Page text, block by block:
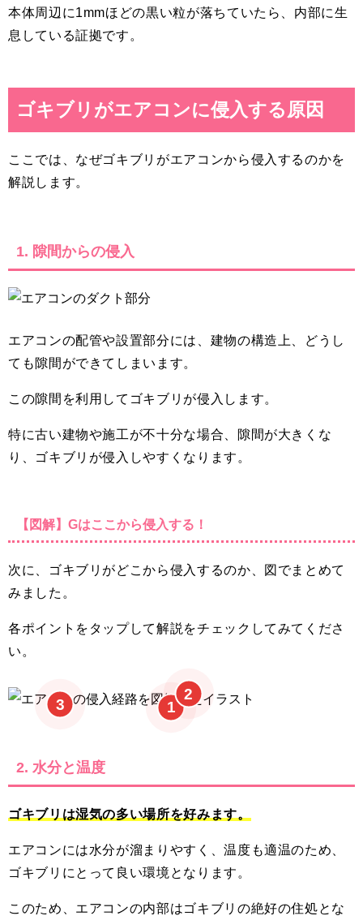
本体周辺に1mmほどの黒い粒が落ちていたら、内部に生
息している証拠です。
ゴキブリがエアコンに侵入する原因
ここでは、なぜゴキブリがエアコンから侵入するのかを
解説します。
1. 隙間からの侵入
エアコンの配管や設置部分には、建物の構造上、どうし
ても隙間ができてしまいます。
この隙間を利用してゴキブリが侵入します。
特に古い建物や施工が不十分な場合、隙間が大きくな
り、ゴキブリが侵入しやすくなります。
【図解】Gはここから侵入する！
次に、ゴキブリがどこから侵入するのか、図でまとめて
みました。
各ポイントをタップして解説をチェックしてみてくださ
い。
1
2
3
2. 水分と温度
ゴキブリは湿気の多い場所を好みます。
エアコンには水分が溜まりやすく、温度も適温のため、
ゴキブリにとって良い環境となります。
このため、エアコンの内部はゴキブリの絶好の住処とな